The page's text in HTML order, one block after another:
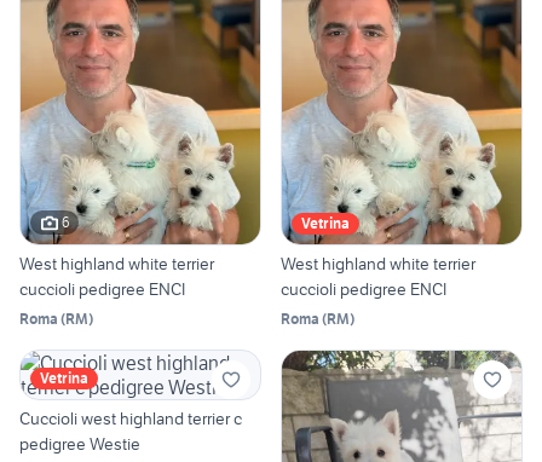
6
West highland white terrier
cuccioli pedigree ENCI
Roma (RM)
Vetrina
West highland white terrier
cuccioli pedigree ENCI
Roma (RM)
Vetrina
Cuccioli west highland terrier c
pedigree Westie